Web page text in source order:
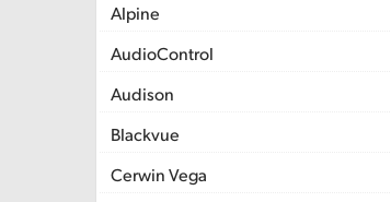
Alpine
AudioControl
Audison
Blackvue
Cerwin Vega